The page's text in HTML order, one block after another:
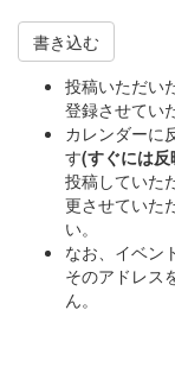
書き込む
投稿いただい
登録させてい
カレンダーに
す(すぐには
投稿していた
更させていた
い。
なお、イベン
そのアドレス
ん。